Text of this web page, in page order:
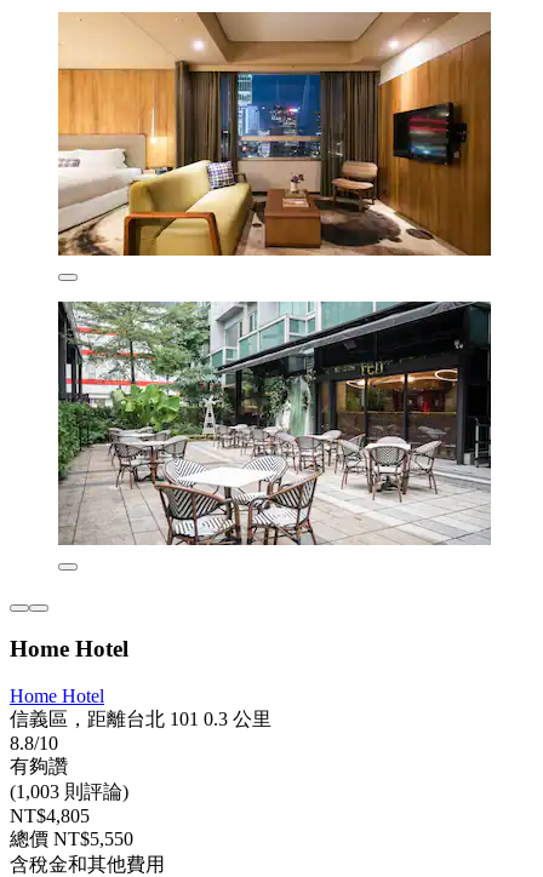
Home Hotel
Home Hotel
信義區，距離台北 101 0.3 公里
8.8/10
有夠讚
(1,003 則評論)
NT$4,805
總價 NT$5,550
含稅金和其他費用